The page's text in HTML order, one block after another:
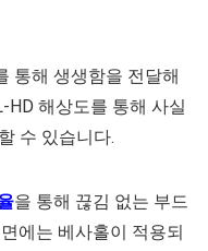
통해 생생함을 전달해
HD 해상도를 통해 사실
수 있습니다.
을 통해 끊김 없는 부드
에는 베사홀이 적용되